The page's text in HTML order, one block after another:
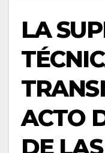
LA
ACTO
DE